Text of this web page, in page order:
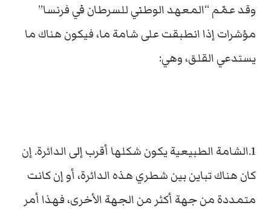
وقد عمّم “المعهد الوطني للسرطان في فرنسا”
مؤشرات إذا انطبقت على شامة ما، فيكون هناك ما
يستدعي القلق، وهي:
1.الشامة الطبيعية يكون شكلها أقرب إلى الدائرة. إن
كان هناك تباين بين شطري هذه الدائرة، أو إن كانت
متمددة من جهة أكثر من الجهة الأخرى، فهذا أمر